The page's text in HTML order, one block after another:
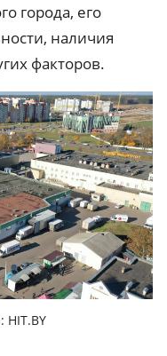
города, его
наличия
факторов.
HIT.BY